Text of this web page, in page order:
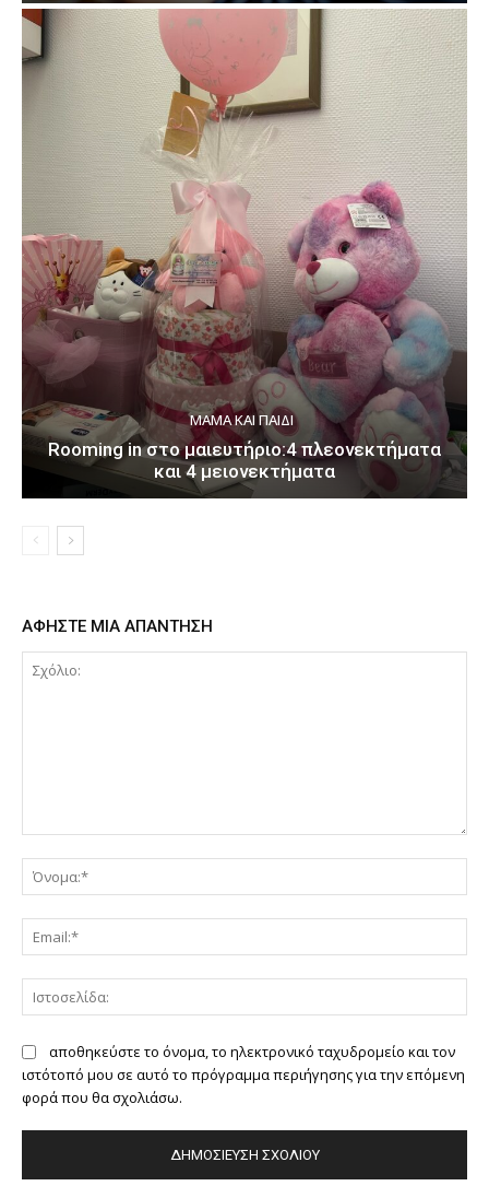
ΜΑΜΆ ΚΑΙ ΠΑΙΔΊ
Rooming in στο μαιευτήριο:4 πλεονεκτήματα
και 4 μειονεκτήματα
ΑΦΗΣΤΕ ΜΙΑ ΑΠΑΝΤΗΣΗ
αποθηκεύστε το όνομα, το ηλεκτρονικό ταχυδρομείο και τον
ιστότοπό μου σε αυτό το πρόγραμμα περιήγησης για την επόμενη
φορά που θα σχολιάσω.